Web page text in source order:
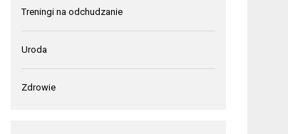
Treningi na odchudzanie
Uroda
Zdrowie